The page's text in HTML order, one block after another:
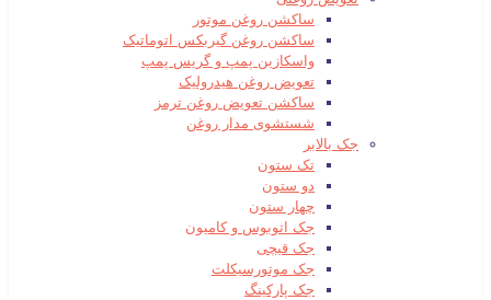
ساکشن روغن موتور
ساکشن روغن گیربکس اتوماتیک
واسکازین پمپ و گریس پمپ
تعویض روغن هیدرولیک
ساکشن تعویض روغن ترمز
شستشوی مدار روغن
جک بالابر
تک ستون
دو ستون
چهار ستون
جک اتوبوس و کامیون
جک قیچی
جک موتورسیکلت
جک پارکینگ